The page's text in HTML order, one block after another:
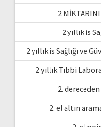
2
2 yıllık is
2 yıllık is Sağlığı ve
2 yıllık Tıbbi
2.
2. el altın